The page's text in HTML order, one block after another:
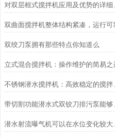
双曲面搅拌机整体结构紧凑，运行可
双绞刀泵拥有那些特点你知道么
立式混合搅拌机：操作维护的简易之
不锈钢潜水搅拌